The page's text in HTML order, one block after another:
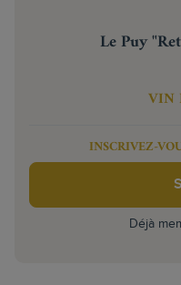
Le Puy
VIN
INSCRIVEZ-
Déjà